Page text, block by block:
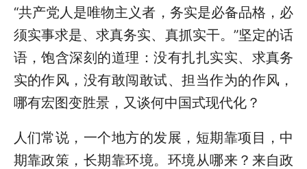
“共产党人是唯物主义者，务实是必备品格，必
须实事求是、求真务实、真抓实干。”坚定的话
语，饱含深刻的道理：没有扎扎实实、求真务
实的作风，没有敢闯敢试、担当作为的作风，
哪有宏图变胜景，又谈何中国式现代化？
人们常说，一个地方的发展，短期靠项目，中
期靠政策，长期靠环境。环境从哪来？来自政